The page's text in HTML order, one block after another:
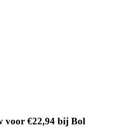
voor €22,94 bij Bol